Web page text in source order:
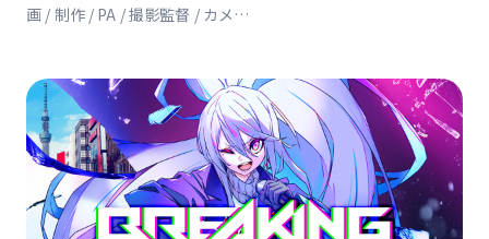
画 / 制作 / PA / 撮影監督 / カメ